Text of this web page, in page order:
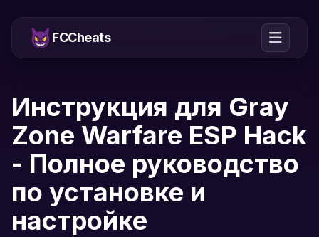
FCCheats
Инструкция для Gray
Zone Warfare ESP Hack
- Полное руководство
по установке и
настройке